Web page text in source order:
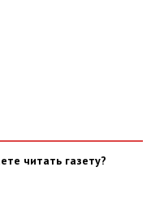
читать газету?